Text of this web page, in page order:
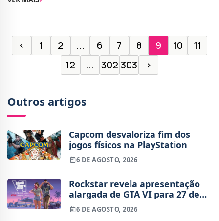
Switch 2. É também um jogo do Xbox Game P
‹ 1 2 ... 6 7 8 9 10
11
12
... 302 303 ›
Outros artigos
Capcom desvaloriza fim dos
jogos físicos na PlayStation
6 DE AGOSTO, 2026
Rockstar revela apresentação
alargada de GTA VI para 27 de
agosto
6 DE AGOSTO, 2026